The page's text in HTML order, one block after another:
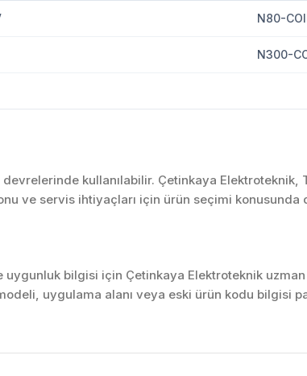
N80-
N300-
kullanılabilir. Çetinkaya Elektroteknik,
ve servis ihtiyaçları için ürün seçimi konusunda
bilgisi için Çetinkaya Elektroteknik
uygulama alanı veya eski ürün kodu bilgisi